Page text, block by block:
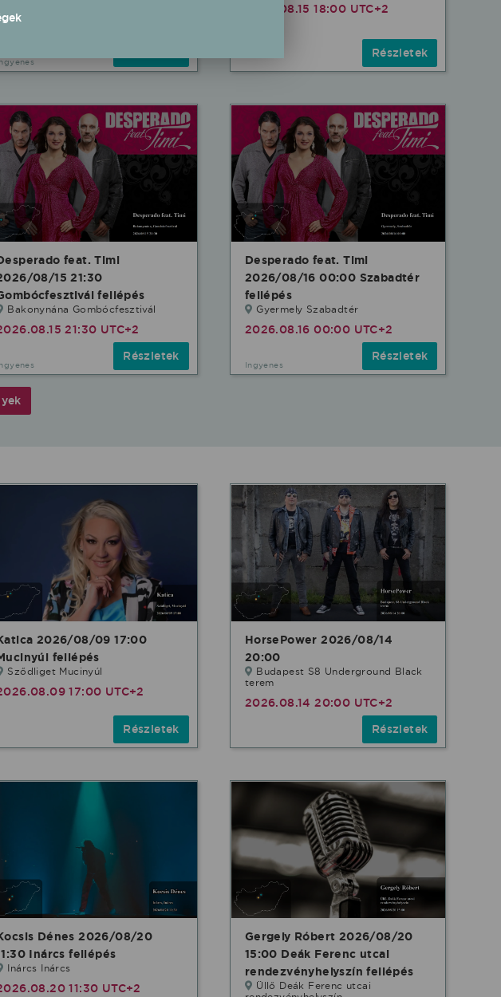
18:00 UTC+2
2026.08.15 18:00 UTC+2
Részletek
feat. Timi
08/15 21:30
fellépés
Bakonynána Gombócfesztivál
21:30 UTC+2
Részletek
Desperado feat. Timi
2026/08/16 00:00 Szabadtér
fellépés
Gyermely Szabadtér
2026.08.16 00:00 UTC+2
Ingyenes
Részletek
2026/08/09 17:00
fellépés
Sződliget Mucinyúl
17:00 UTC+2
Részletek
HorsePower 2026/08/14
20:00
Budapest S8 Underground Black
terem
2026.08.14 20:00 UTC+2
Részletek
Dénes 2026/08/20
Inárcs fellépés
Inárcs Inárcs
11:30 UTC+2
Gergely Róbert 2026/08/20
15:00 Deák Ferenc utcai
rendezvényhelyszín fellépés
Üllő Deák Ferenc utcai